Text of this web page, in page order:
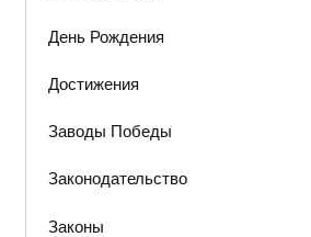
День Рождения
Достижения
Заводы Победы
Законодательство
Законы